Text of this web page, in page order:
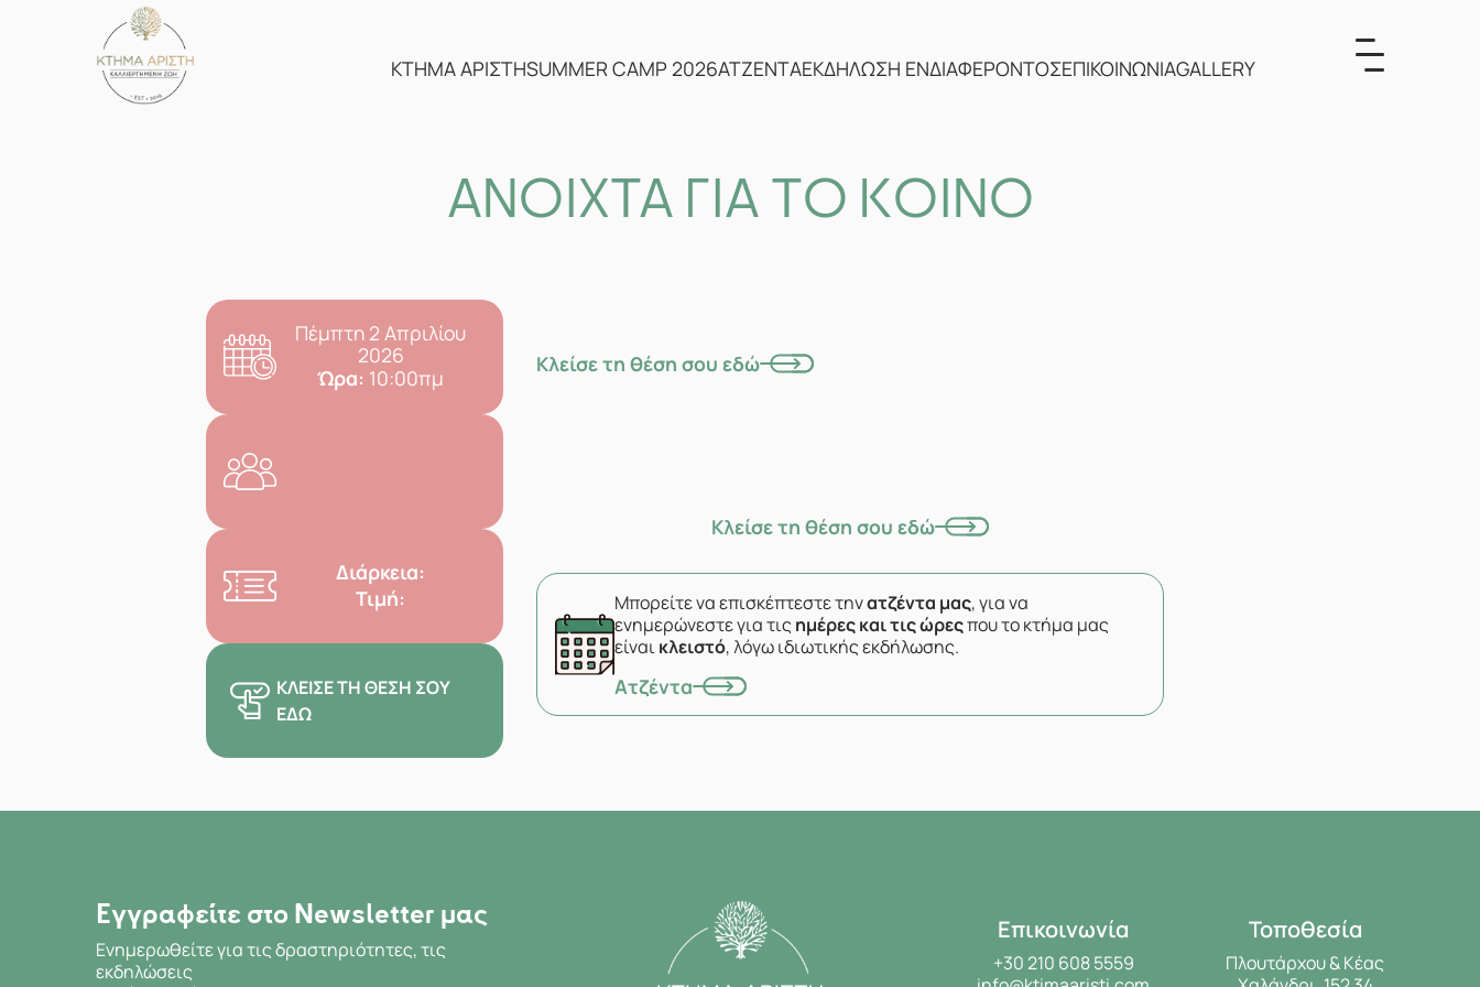
ΚΤΗΜΑ ΑΡΙΣΤΗSUMMER CAMP 2026ΑΤΖΕΝΤΑΕΚΔΗΛΩΣΗ ΕΝΔΙΑΦΕΡΟΝΤΟΣΕΠΙΚΟΙΝΩΝΙΑGALLERY
ΑΝΟΙΧΤΑ ΓΙΑ ΤΟ ΚΟΙΝΟ
Πέμπτη 2 Απριλίου
2026
Ώρα: 10:00πμ
Διάρκεια:
Τιμή:
ΚΛΕΊΣΕ ΤΗ ΘΈΣΗ ΣΟΥ
ΕΔΏ
Κλείσε τη θέση σου εδώ
Κλείσε τη θέση σου εδώ
Μπορείτε να επισκέπτεστε τηνατζέντα μας, για να
ενημερώνεστε για τιςημέρες και τις ώρεςπου το κτήμα μας
είναικλειστό, λόγω ιδιωτικής εκδήλωσης.
Ατζέντα
Εγγραφείτε στο Newsletter μας
Ενημερωθείτε για τις δραστηριότητες, τις
εκδηλώσεις
Επικοινωνία
+30 210 608 5559
Τοποθεσία
Πλουτάρχου & Κέας